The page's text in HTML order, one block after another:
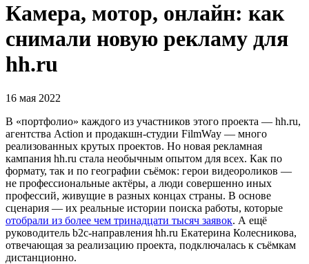
Камера, мотор, онлайн: как
снимали новую рекламу для
hh.ru
16 мая 2022
В «портфолио» каждого из участников этого проекта — hh.ru,
агентства Action и продакшн-студии FilmWay — много
реализованных крутых проектов. Но новая рекламная
кампания hh.ru стала необычным опытом для всех. Как по
формату, так и по географии съёмок: герои видеороликов —
не профессиональные актёры, а люди совершенно иных
профессий, живущие в разных концах страны. В основе
сценария — их реальные истории поиска работы, которые
отобрали из более чем тринадцати тысяч заявок. А ещё
руководитель b2c-направления hh.ru Екатерина Колесникова,
отвечающая за реализацию проекта, подключалась к съёмкам
дистанционно.